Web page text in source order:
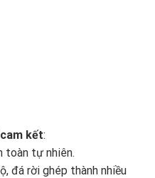
kết:
toàn tự nhiên.
đá rời ghép thành nhiều